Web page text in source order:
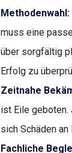
muss eine
über sorgfältig
Erfolg zu
Zeitnahe
ist Eile
sich Schäden
Fachliche